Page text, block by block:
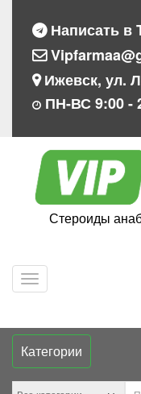
Написать в
Ижевск, ул.
ПН-ВС 9:00 -
Стероиды
Категории